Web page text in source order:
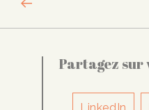
Partagez sur
LinkedIn